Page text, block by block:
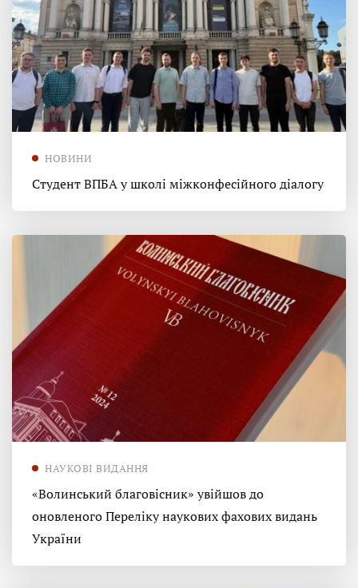
НОВИНИ
Студент ВПБА у школі міжконфесійного діалогу
НАУКОВІ ВИДАННЯ
«Волинський благовісник» увійшов до
оновленого Переліку наукових фахових видань
України